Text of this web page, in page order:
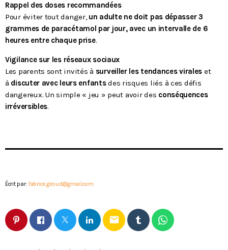
Rappel des doses recommandées
Pour éviter tout danger, un adulte ne doit pas dépasser 3
grammes de paracétamol par jour, avec un intervalle de 6
heures entre chaque prise.
Vigilance sur les réseaux sociaux
Les parents sont invités à surveiller les tendances virales et
à discuter avec leurs enfantsdes risques liés à ces défis
dangereux. Un simple « jeu » peut avoir des conséquences
irréversibles.
Écrit par:fabrice.giroud@gmail.com
email